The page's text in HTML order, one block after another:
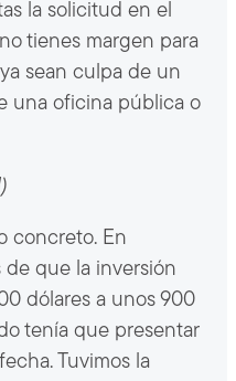
la solicitud en el
tienes margen para
sean culpa de un
una oficina pública o
concreto. En
de que la inversión
dólares a unos 900
tenía que presentar
Tuvimos la